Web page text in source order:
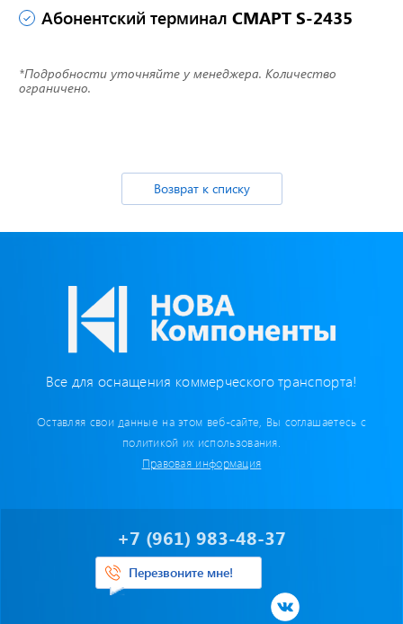
Открылся новый
склад
Приборные панели
Распродажа
Видеонаблюдение на транспорте
GPS и ГЛОНАСС трекеры
Датчики уровня топлива
Блоки СКЗИ (НКМ)
Абонентский терминалСМАРТ S-2435
*Подробности уточняйте у менеджера. Количество
ограничено.
Возврат к списку
Все для оснащения коммерческого транспорта!
Оставляя свои данные на этом веб-сайте, Вы соглашаетесь с
политикой их использования.
Правовая информация
+7 (961) 983-48-37
Перезвоните мне!